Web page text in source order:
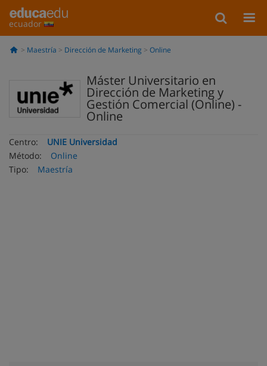
ecuador
Maestría Dirección de Marketing Online
Máster Universitario en
Dirección de Marketing y
Gestión Comercial (Online) -
Online
Centro:
UNIE Universidad
Método:
Online
Tipo:
Maestría